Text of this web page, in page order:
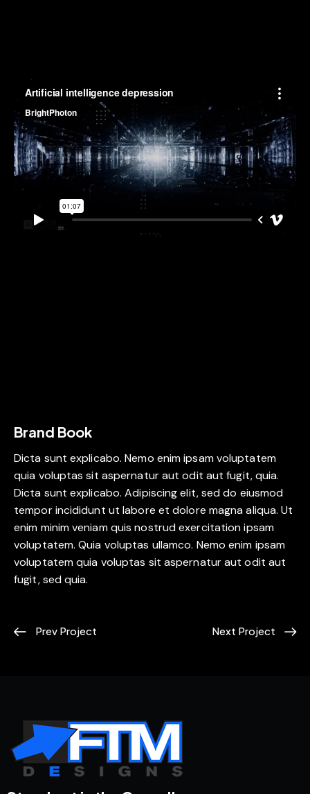
Brand Book
Dicta sunt explicabo. Nemo enim ipsam voluptatem
quia voluptas sit aspernatur aut odit aut fugit, quia.
Dicta sunt explicabo. Adipiscing elit, sed do eiusmod
tempor incididunt ut labore et dolore magna aliqua. Ut
enim minim veniam quis nostrud exercitation ipsam
voluptatem. Quia voluptas ullamco. Nemo enim ipsam
voluptatem quia voluptas sit aspernatur aut odit aut
fugit, sed quia.
Prev Project Next Project